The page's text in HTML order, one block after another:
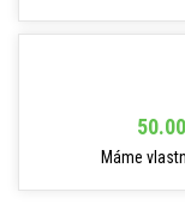
Máme